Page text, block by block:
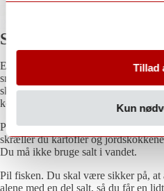
Tillad
Kun
Sådan gør du
En fed opskrift, hvordu virkelig får
smage. MEN start med at få åbnet
skal bruge, når du skal lave din
kokken!
Pil løget. Hak det fint og brun det på
skræller du kartofler og
Du må ikke bruge salt i vandet.
Pil fisken. Du skal være sikker på, at
alene med en del salt, så du får en